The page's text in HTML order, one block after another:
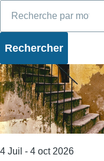
Diaporama
4 Juil - 4 oct 2026